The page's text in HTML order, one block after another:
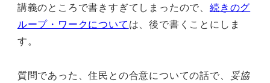
講義のところで書きすぎてしまったので、 続きのグ
ループ・ワークについては、後で書くことにしま
す。
質問であった、住民との合意についての話で、 妥協